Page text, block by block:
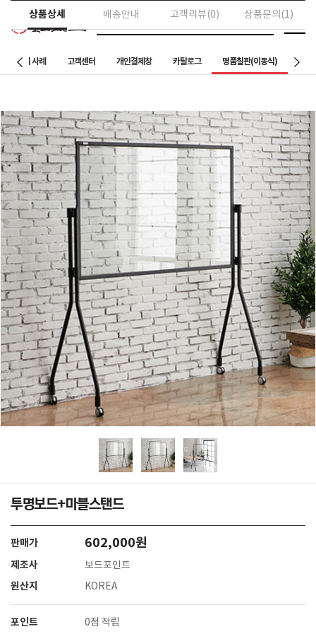
칠판설치 사례 고객센터 개인결제창 카탈로그 명품칠판(이동식)
투명보드+마블스탠드
판매가 602,000원
제조사 보드포인트
원산지 KOREA
포인트 0점 적립
상품상세 배송안내 고객리뷰(0) 상품문의(1)